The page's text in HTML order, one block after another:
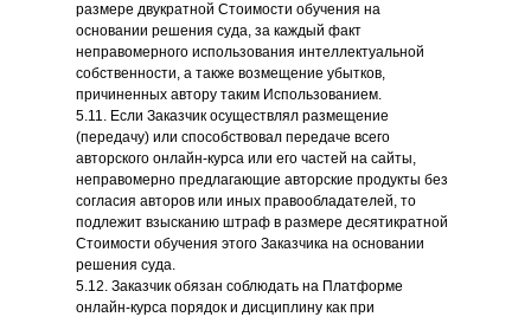
размере двукратной Стоимости обучения на
основании решения суда, за каждый факт
неправомерного использования интеллектуальной
собственности, а также возмещение убытков,
причиненных автору таким Использованием.
5.11. Если Заказчик осуществлял размещение
(передачу) или способствовал передаче всего
авторского онлайн-курса или его частей на сайты,
неправомерно предлагающие авторские продукты без
согласия авторов или иных правообладателей, то
подлежит взысканию штраф в размере десятикратной
Стоимости обучения этого Заказчика на основании
решения суда.
5.12. Заказчик обязан соблюдать на Платформе
онлайн-курса порядок и дисциплину как при